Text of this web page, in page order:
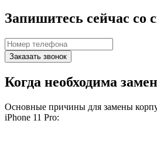
Запишитесь сейчас со
Заказать звонок
Когда необходима
Основные причины для замены
iPhone 11 Pro: